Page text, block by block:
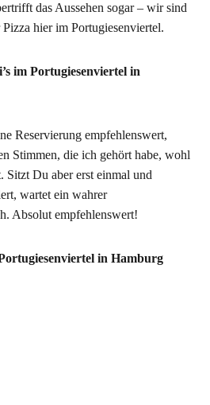
das Aussehen sogar – wir sind
hier im Portugiesenviertel.
im Portugiesenviertel in
Reservierung empfehlenswert,
Stimmen, die ich gehört habe, wohl
Sitzt Du aber erst einmal und
wartet ein wahrer
Absolut empfehlenswert!
in Hamburg